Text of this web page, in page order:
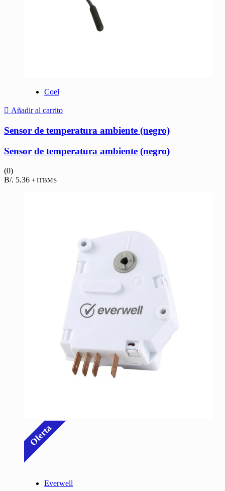
Coel
Añadir al carrito
Sensor de temperatura ambiente (negro)
Sensor de temperatura ambiente (negro)
(0)
B/. 5.36 + ITBMS
Oferta
Everwell